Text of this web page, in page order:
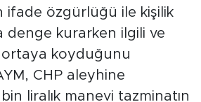
ifade özgürlüğü ile kişilik
denge kurarken ilgili ve
koyduğunu
CHP aleyhine
liralık manevi tazminatın